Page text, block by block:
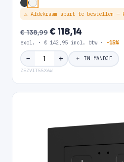
⚠ Afdekraam apart te bestellen
€ 138,99€ 118,14
excl. · € 142,95 incl. btw · -15%
− ＋ ＋ IN MANDJE
ZEZVIT55X6W